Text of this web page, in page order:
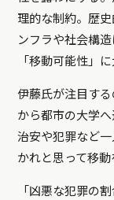
理的な制約。歴
ンフラや社会構
「移動可能性」
伊藤氏が注目す
から都市の大学
治安や犯罪など
かれと思って移動
「凶悪な犯罪の